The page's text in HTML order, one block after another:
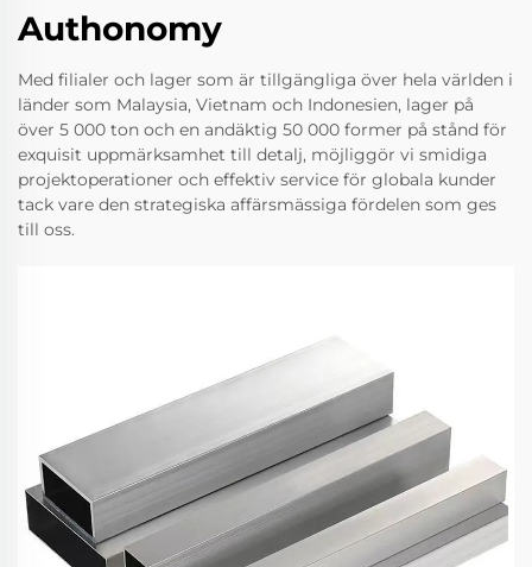
Authonomy
Med filialer och lager som är tillgängliga över hela världen i
länder som Malaysia, Vietnam och Indonesien, lager på
över 5 000 ton och en andäktig 50 000 former på stånd för
exquisit uppmärksamhet till detalj, möjliggör vi smidiga
projektoperationer och effektiv service för globala kunder
tack vare den strategiska affärsmässiga fördelen som ges
till oss.